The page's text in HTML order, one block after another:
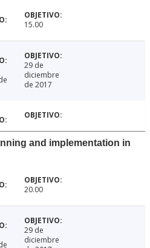
15.00
29 de
diciembre
de 2017
and implementation in
20.00
29 de
diciembre